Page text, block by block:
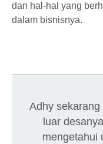
dan hal-hal yang
dalam bisnisnya.
Adhy
luar
mengetahui